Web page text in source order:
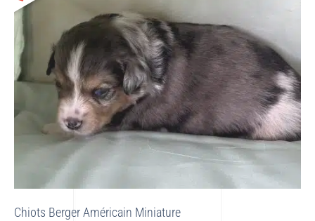
Chiots Berger Américain Miniature